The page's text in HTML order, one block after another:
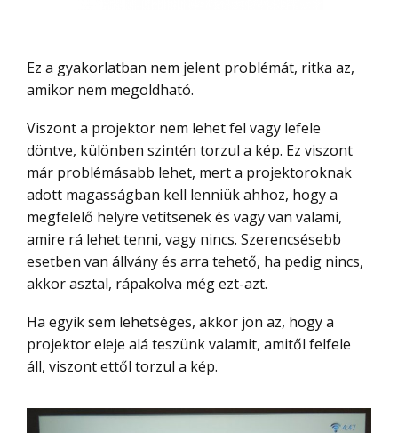
Ez a gyakorlatban nem jelent problémát, ritka az,
amikor nem megoldható.
Viszont a projektor nem lehet fel vagy lefele
döntve, különben szintén torzul a kép. Ez viszont
már problémásabb lehet, mert a projektoroknak
adott magasságban kell lenniük ahhoz, hogy a
megfelelő helyre vetítsenek és vagy van valami,
amire rá lehet tenni, vagy nincs. Szerencsésebb
esetben van állvány és arra tehető, ha pedig nincs,
akkor asztal, rápakolva még ezt-azt.
Ha egyik sem lehetséges, akkor jön az, hogy a
projektor eleje alá teszünk valamit, amitől felfele
áll, viszont ettől torzul a kép.